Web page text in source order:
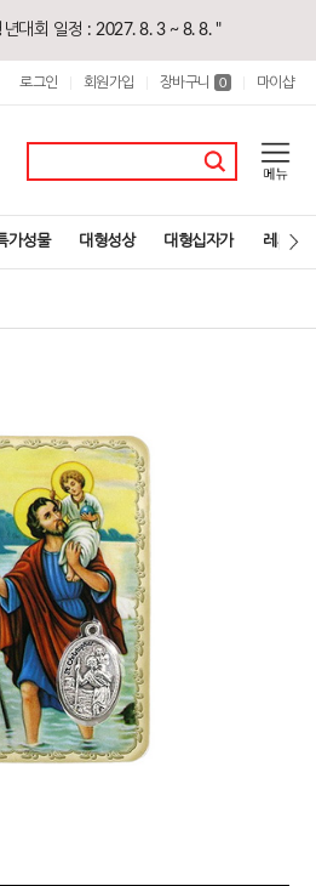
대회 일정 : 2027. 8. 3 ~ 8. 8. "
로그인 회원가입 장바구니 0 마이샵
가성물 대형성상 대형십자가 레지오